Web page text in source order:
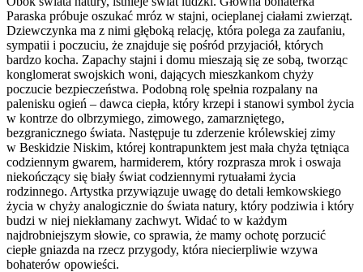
Paraska próbuje oszukać mróz w stajni, ocieplanej ciałami zwierząt.
Dziewczynka ma z nimi głęboką relację, która polega za zaufaniu,
sympatii i poczuciu, że znajduje się pośród przyjaciół, których
bardzo kocha. Zapachy stajni i domu mieszają się ze sobą, tworząc
konglomerat swojskich woni, dających mieszkankom chyży
poczucie bezpieczeństwa. Podobną rolę spełnia rozpalany na
palenisku ogień – dawca ciepła, który krzepi i stanowi symbol życia
w kontrze do olbrzymiego, zimowego, zamarzniętego,
bezgranicznego świata. Następuje tu zderzenie królewskiej zimy
w Beskidzie Niskim, której kontrapunktem jest mała chyża tętniąca
codziennym gwarem, harmiderem, który rozprasza mrok i oswaja
niekończący się biały świat codziennymi rytuałami życia
rodzinnego. Artystka przywiązuje uwagę do detali łemkowskiego
życia w chyży analogicznie do świata natury, który podziwia i który
budzi w niej niekłamany zachwyt. Widać to w każdym
najdrobniejszym słowie, co sprawia, że mamy ochotę porzucić
ciepłe gniazda na rzecz przygody, która niecierpliwie wzywa
bohaterów opowieści.